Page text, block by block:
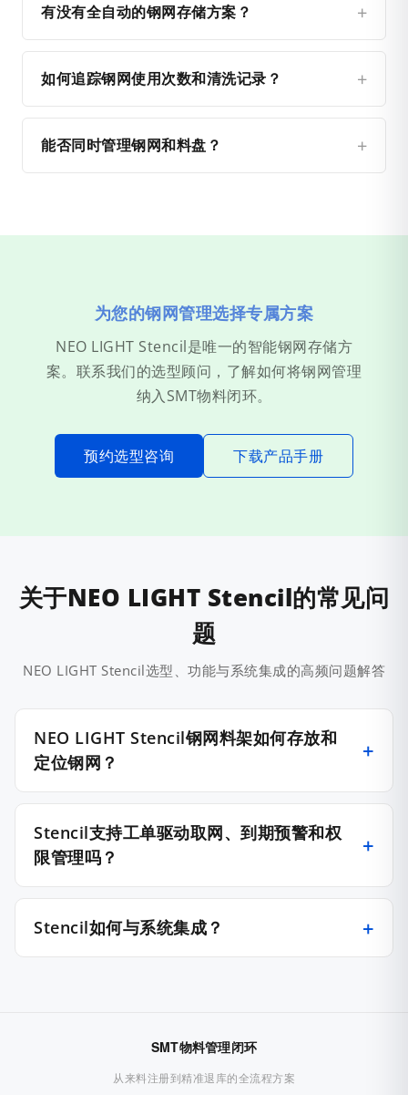
有没有全自动的钢网存储方案？
如何追踪钢网使用次数和清洗记录？
能否同时管理钢网和料盘？
为您的钢网管理选择专属方案
NEO LIGHT Stencil是唯一的智能钢网存储方
案。联系我们的选型顾问，了解如何将钢网管理
纳入SMT物料闭环。
预约选型咨询 下载产品手册
关于NEO LIGHT Stencil的常见问
题
NEO LIGHT Stencil选型、功能与系统集成的高频问题解答
NEO LIGHT Stencil钢网料架如何存放和
定位钢网？
Stencil支持工单驱动取网、到期预警和权
限管理吗？
Stencil如何与系统集成？
SMT物料管理闭环
从来料注册到精准退库的全流程方案